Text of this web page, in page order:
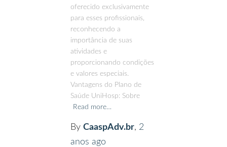
oferecido exclusivamente
para esses profissionais,
reconhecendo a
importância de suas
atividades e
proporcionando condições
e valores especiais.
Vantagens do Plano de
Saúde UniHosp: Sobre
Read more…
By CaaspAdv.br, 2
anos ago